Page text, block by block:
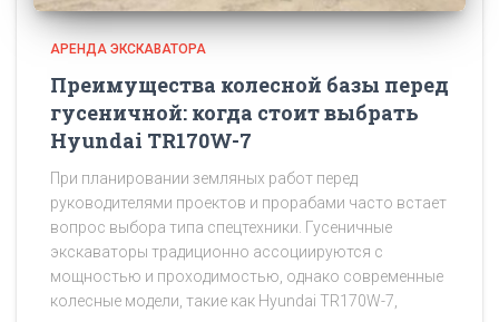
АРЕНДА ЭКСКАВАТОРА
Преимущества колесной базы перед
гусеничной: когда стоит выбрать
Hyundai TR170W-7
При планировании земляных работ перед
руководителями проектов и прорабами часто встает
вопрос выбора типа спецтехники. Гусеничные
экскаваторы традиционно ассоциируются с
мощностью и проходимостью, однако современные
колесные модели, такие как Hyundai TR170W-7,